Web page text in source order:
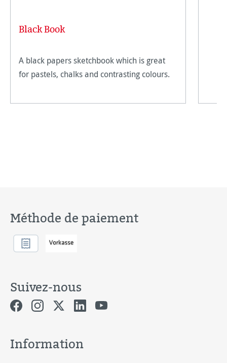
Black Book
A black papers sketchbook which is great
for pastels, chalks and contrasting colours.
Méthode de paiement
Suivez-nous
Information